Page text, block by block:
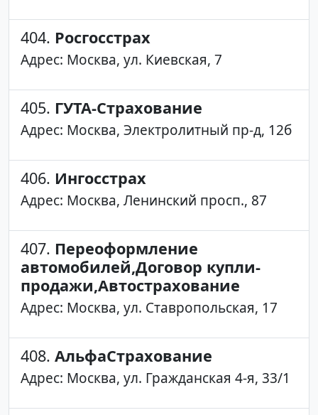
404. Росгосстрах
Адрес: Москва, ул. Киевская, 7
405. ГУТА-Страхование
Адрес: Москва, Электролитный пр-д, 12б
406. Ингосстрах
Адрес: Москва, Ленинский просп., 87
407. Переоформление
автомобилей,Договор купли-
продажи,Автострахование
Адрес: Москва, ул. Ставропольская, 17
408. АльфаСтрахование
Адрес: Москва, ул. Гражданская 4-я, 33/1